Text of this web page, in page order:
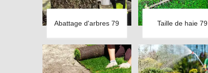
Abattage d'arbres 79 Taille de haie 79